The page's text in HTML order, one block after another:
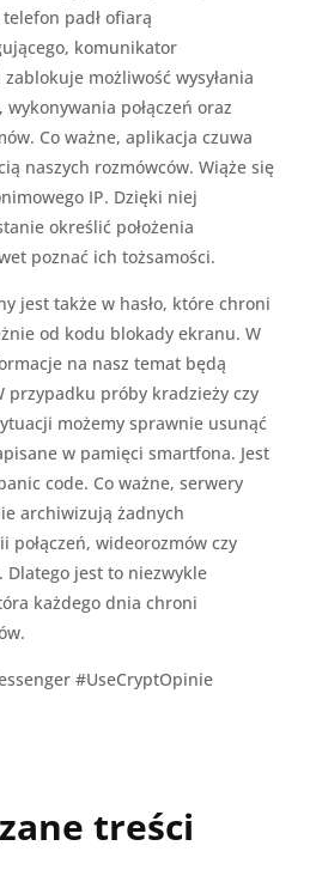
padł ofiarą
komunikator
możliwość wysyłania
połączeń oraz
Co ważne, aplikacja czuwa
naszych rozmówców. Wiąże się
IP. Dzięki niej
określić położenia
poznać ich tożsamości.
jest także w hasło, które chroni
od kodu blokady ekranu. W
na nasz temat będą
przypadku próby kradzieży czy
możemy sprawnie usunąć
w pamięci smartfona. Jest
code. Co ważne, serwery
archiwizują żadnych
wideorozmów czy
Dlatego jest to niezwykle
każdego dnia chroni
#UseCryptOpinie
treści